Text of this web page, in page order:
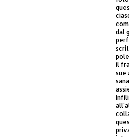
dal
il
sue